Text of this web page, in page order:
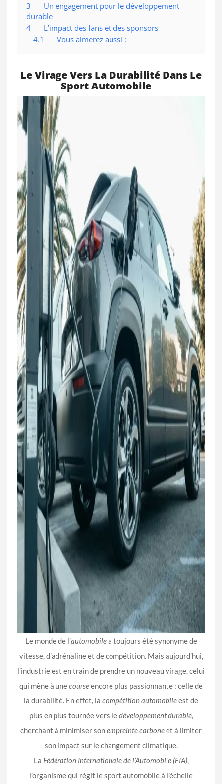
3
Un engagement pour le développement
durable
4
L’impact des fans et des sponsors
4.1
Vous aimerez aussi :
Le Virage Vers La Durabilité Dans Le
Sport Automobile
Le monde de l’automobilea toujours été synonyme de
vitesse, d’adrénaline et de compétition. Mais aujourd’hui,
l’industrie est en train de prendre un nouveau virage, celui
qui mène à unecourseencore plus passionnante : celle de
la durabilité. En effet, la compétition automobileest de
plus en plus tournée vers ledéveloppement durable,
cherchant à minimiser sonempreinte carboneet à limiter
son impact sur le changement climatique.
La Fédération Internationale de l’Automobile (FIA),
l’organisme qui régit le sport automobile à l’échelle